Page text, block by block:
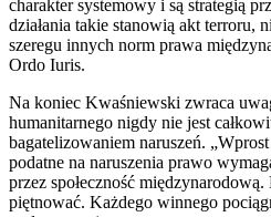
charakter systemowy i są strategią
działania takie stanowią akt terroru,
szeregu innych norm prawa
Ordo Iuris.
Na koniec Kwaśniewski zwraca
humanitarnego nigdy nie jest
bagatelizowaniem naruszeń.
podatne na naruszenia prawo
przez społeczność
piętnować. Każdego winnego